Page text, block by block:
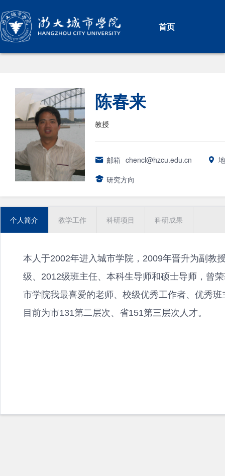
首页
陈春来
教授
邮箱 chencl@hzcu.edu.cn
研究方向
个人简介 教学工作 科研项目 科研成果
本人于2002年进入城市学院，2009年晋升为副教
级、2012级班主任、本科生导师和硕士导师，曾
市学院我最喜爱的老师、校级优秀工作者、优秀
目前为市131第二层次、省151第三层次人才。